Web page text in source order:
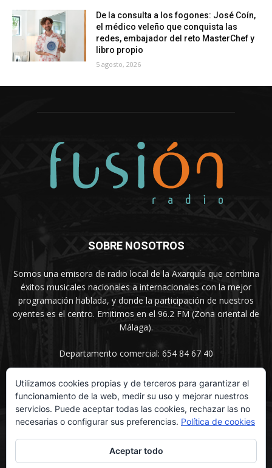
De la consulta a los fogones: José Coín,
el médico veleño que conquista las
redes, embajador del reto MasterChef y
libro propio
5 agosto, 2026
SOBRE NOSOTROS
Somos una emisora de radio local de la Axarquía que combina
éxitos musicales nacionales a internacionales con la mejor
programación hablada, y donde la participación de nuestros
oyentes es el centro. Emitimos en el 96.2 FM (Zona oriental de
Málaga).
Departamento comercial: 654 84 67 40
SÍGUENOS
Utilizamos cookies propias y de terceros para garantizar el
funcionamiento de la web, medir su uso y mejorar nuestros
servicios. Puede aceptar todas las cookies, rechazar las no
necesarias o configurar sus preferencias. Política de cookies
Aceptar todo